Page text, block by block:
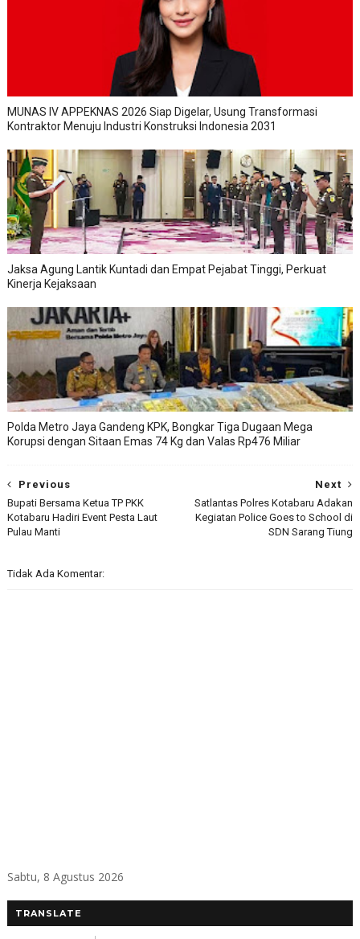
MUNAS IV APPEKNAS 2026 Siap Digelar, Usung Transformasi
Kontraktor Menuju Industri Konstruksi Indonesia 2031
Jaksa Agung Lantik Kuntadi dan Empat Pejabat Tinggi, Perkuat
Kinerja Kejaksaan
Polda Metro Jaya Gandeng KPK, Bongkar Tiga Dugaan Mega
Korupsi dengan Sitaan Emas 74 Kg dan Valas Rp476 Miliar
Next
Satlantas Polres Kotabaru Adakan
Kegiatan Police Goes to School di
SDN Sarang Tiung
Previous
Bupati Bersama Ketua TP PKK
Kotabaru Hadiri Event Pesta Laut
Pulau Manti
Tidak Ada Komentar:
Sabtu, 8 Agustus 2026
TRANSLATE